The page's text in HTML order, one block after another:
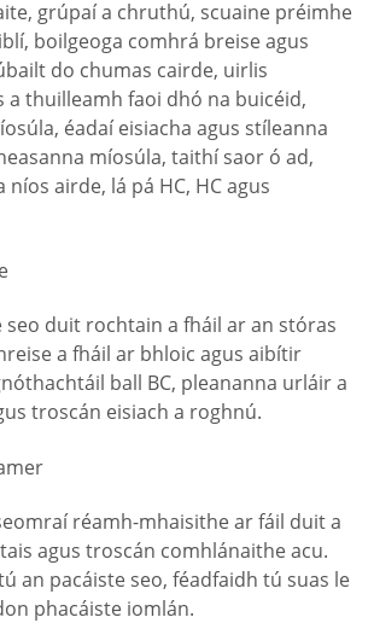
grúpaí a chruthú, scuaine préimhe
boilgeoga comhrá breise agus
do chumas cairde, uirlis
a thuilleamh faoi dhó na buicéid,
éadaí eisiacha agus stíleanna
míosúla, taithí saor ó ad,
airde, lá pá HC, HC agus
seo duit rochtain a fháil ar an stóras
a fháil ar bhloic agus aibítir
ball BC, pleananna urláir a
troscán eisiach a roghnú.
réamh-mhaisithe ar fáil duit a
agus troscán comhlánaithe acu.
an pacáiste seo, féadfaidh tú suas le
phacáiste iomlán.